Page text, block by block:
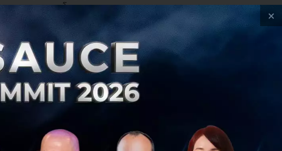
Parking โดย CHERY Group
อดรถอัจฉริยะที่ได้รับการพัฒนาขึ้น
วบคุมการทำงานของรถยนต์ในขั้น
เงื่อนไขที่กำหนด ช่วยลดความซับ
ค้า อาคารสำนักงาน คอนโดมิเนียม
จอด และสภาพการจราจรที่หนา
ลยีช่วยเหลือการขับขี่อัจฉริยะ ที่ให้
×